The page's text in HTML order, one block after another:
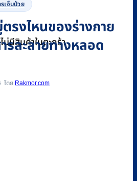
ไม่มีสินค้าในตะกร้า
รเจ็บป่วย
รงไหนของร่างกาย
รละลายทางหลอด
Rakmor.com